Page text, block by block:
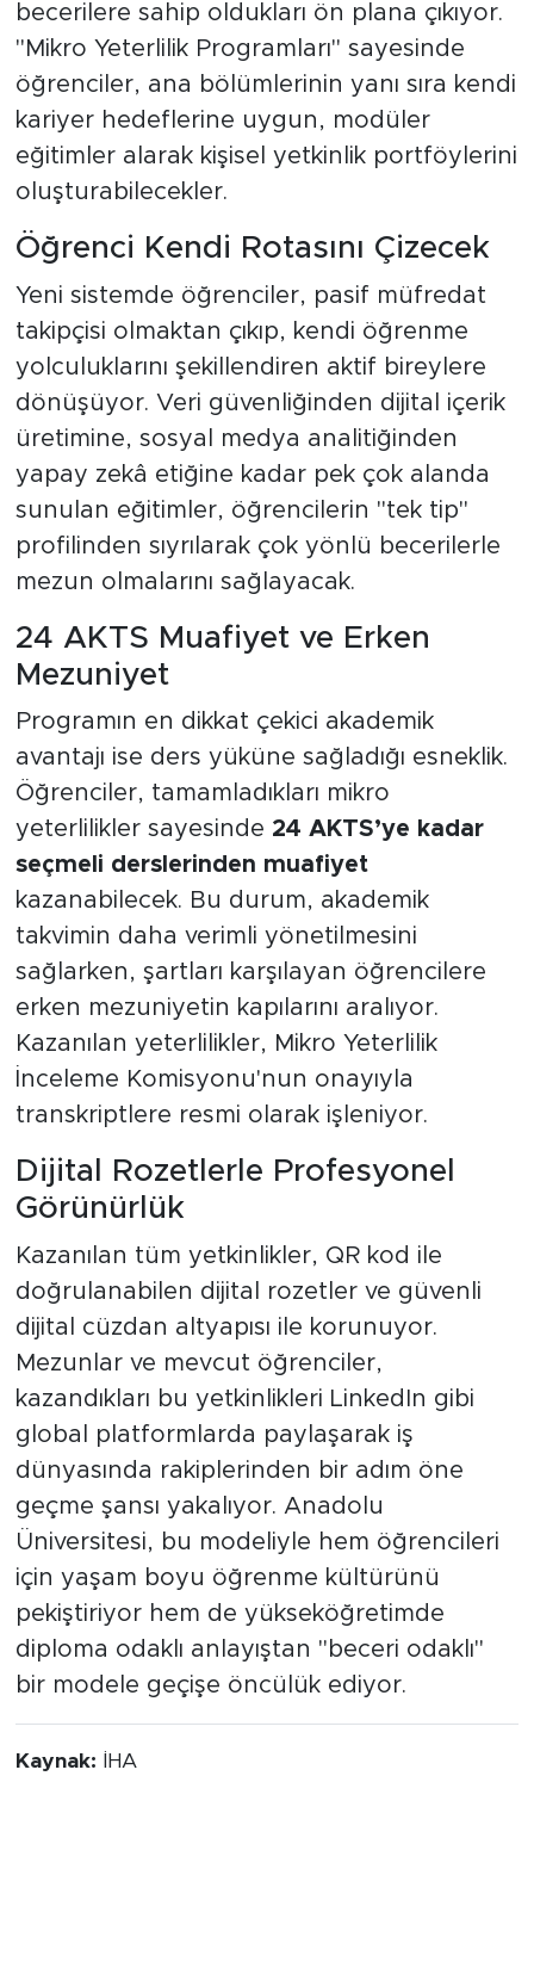
becerilere sahip oldukları ön plana çıkıyor.
"Mikro Yeterlilik Programları" sayesinde
öğrenciler, ana bölümlerinin yanı sıra kendi
kariyer hedeflerine uygun, modüler
eğitimler alarak kişisel yetkinlik portföylerini
oluşturabilecekler.
Öğrenci Kendi Rotasını Çizecek
Yeni sistemde öğrenciler, pasif müfredat
takipçisi olmaktan çıkıp, kendi öğrenme
yolculuklarını şekillendiren aktif bireylere
dönüşüyor. Veri güvenliğinden dijital içerik
üretimine, sosyal medya analitiğinden
yapay zekâ etiğine kadar pek çok alanda
sunulan eğitimler, öğrencilerin "tek tip"
profilinden sıyrılarak çok yönlü becerilerle
mezun olmalarını sağlayacak.
24 AKTS Muafiyet ve Erken
Mezuniyet
Programın en dikkat çekici akademik
avantajı ise ders yüküne sağladığı esneklik.
Öğrenciler, tamamladıkları mikro
yeterlilikler sayesinde 24 AKTS’ye kadar
seçmeli derslerinden muafiyet
kazanabilecek. Bu durum, akademik
takvimin daha verimli yönetilmesini
sağlarken, şartları karşılayan öğrencilere
erken mezuniyetin kapılarını aralıyor.
Kazanılan yeterlilikler, Mikro Yeterlilik
İnceleme Komisyonu'nun onayıyla
transkriptlere resmi olarak işleniyor.
Dijital Rozetlerle Profesyonel
Görünürlük
Kazanılan tüm yetkinlikler, QR kod ile
doğrulanabilen dijital rozetler ve güvenli
dijital cüzdan altyapısı ile korunuyor.
Mezunlar ve mevcut öğrenciler,
kazandıkları bu yetkinlikleri LinkedIn gibi
global platformlarda paylaşarak iş
dünyasında rakiplerinden bir adım öne
geçme şansı yakalıyor. Anadolu
Üniversitesi, bu modeliyle hem öğrencileri
için yaşam boyu öğrenme kültürünü
pekiştiriyor hem de yükseköğretimde
diploma odaklı anlayıştan "beceri odaklı"
bir modele geçişe öncülük ediyor.
Kaynak: İHA